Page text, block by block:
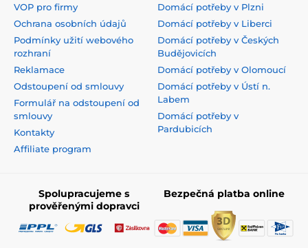
VOP pro firmy
Ochrana osobních údajů
Podmínky užití webového
rozhraní
Reklamace
Odstoupení od smlouvy
Formulář na odstoupení od
smlouvy
Kontakty
Affiliate program
Domácí potřeby v Plzni
Domácí potřeby v Liberci
Domácí potřeby v Českých
Budějovicích
Domácí potřeby v Olomoucí
Domácí potřeby v Ústí n.
Labem
Domácí potřeby v
Pardubicích
Spolupracujeme s
prověřenými dopravci
Bezpečná platba online